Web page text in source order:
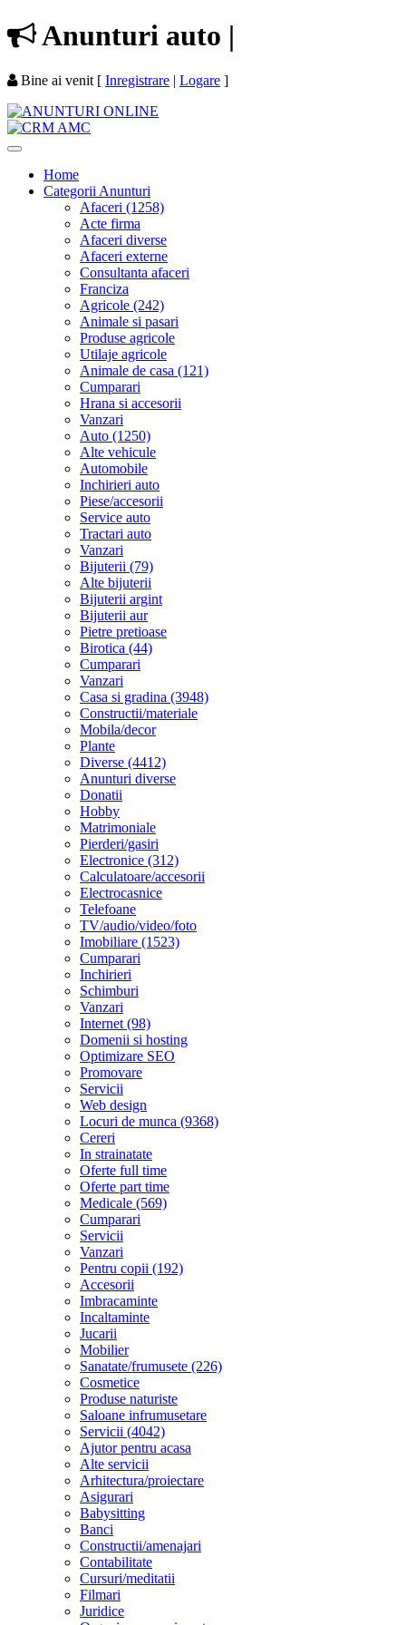
Anunturi auto |
Bine ai venit [ Inregistrare | Logare ]
Home
Categorii Anunturi
Afaceri (1258)
Acte firma
Afaceri diverse
Afaceri externe
Consultanta afaceri
Franciza
Agricole (242)
Animale si pasari
Produse agricole
Utilaje agricole
Animale de casa (121)
Cumparari
Hrana si accesorii
Vanzari
Auto (1250)
Alte vehicule
Automobile
Inchirieri auto
Piese/accesorii
Service auto
Tractari auto
Vanzari
Bijuterii (79)
Alte bijuterii
Bijuterii argint
Bijuterii aur
Pietre pretioase
Birotica (44)
Cumparari
Vanzari
Casa si gradina (3948)
Constructii/materiale
Mobila/decor
Plante
Diverse (4412)
Anunturi diverse
Donatii
Hobby
Matrimoniale
Pierderi/gasiri
Electronice (312)
Calculatoare/accesorii
Electrocasnice
Telefoane
TV/audio/video/foto
Imobiliare (1523)
Cumparari
Inchirieri
Schimburi
Vanzari
Internet (98)
Domenii si hosting
Optimizare SEO
Promovare
Servicii
Web design
Locuri de munca (9368)
Cereri
In strainatate
Oferte full time
Oferte part time
Medicale (569)
Cumparari
Servicii
Vanzari
Pentru copii (192)
Accesorii
Imbracaminte
Incaltaminte
Jucarii
Mobilier
Sanatate/frumusete (226)
Cosmetice
Produse naturiste
Saloane infrumusetare
Servicii (4042)
Ajutor pentru acasa
Alte servicii
Arhitectura/proiectare
Asigurari
Babysitting
Banci
Constructii/amenajari
Contabilitate
Cursuri/meditatii
Filmari
Juridice